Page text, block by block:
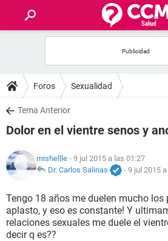
FOROS
SALUD
NUTRICIÓN
BIENESTAR
SEXUALIDAD
Foros Sexualidad
Tema Anterior
Dolor en el vientre senos y
mishellle - 9 jul 2015 a las 01:27
Dr. Carlos Salinas
- 9 jul 2015
Tengo 18 años me duelen mucho los
aplasto, y eso es constante! Y
relaciones sexuales me duele el
decir q es??